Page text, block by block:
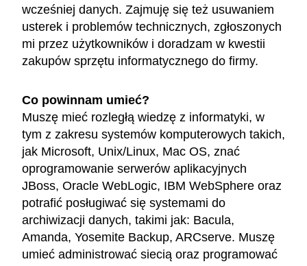
wcześniej danych. Zajmuję się też usuwaniem
usterek i problemów technicznych, zgłoszonych
mi przez użytkowników i doradzam w kwestii
zakupów sprzętu informatycznego do firmy.
Co powinnam umieć?
Muszę mieć rozległą wiedzę z informatyki, w
tym z zakresu systemów komputerowych takich,
jak Microsoft, Unix/Linux, Mac OS, znać
oprogramowanie serwerów aplikacyjnych
JBoss, Oracle WebLogic, IBM WebSphere oraz
potrafić posługiwać się systemami do
archiwizacji danych, takimi jak: Bacula,
Amanda, Yosemite Backup, ARCserve. Muszę
umieć administrować siecią oraz programować